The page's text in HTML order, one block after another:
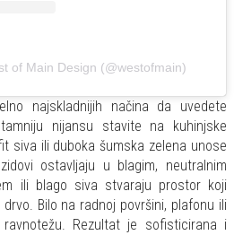
of Main Design (@westofmain)
najskladnijih načina da uvedete
nijansu stavite na kuhinjske
siva ili duboka šumska zelena unose
ostavljaju u blagim, neutralnim
ili blago siva stvaraju prostor koji
drvo. Bilo na radnoj površini, plafonu ili
Rezultat je sofisticirana i